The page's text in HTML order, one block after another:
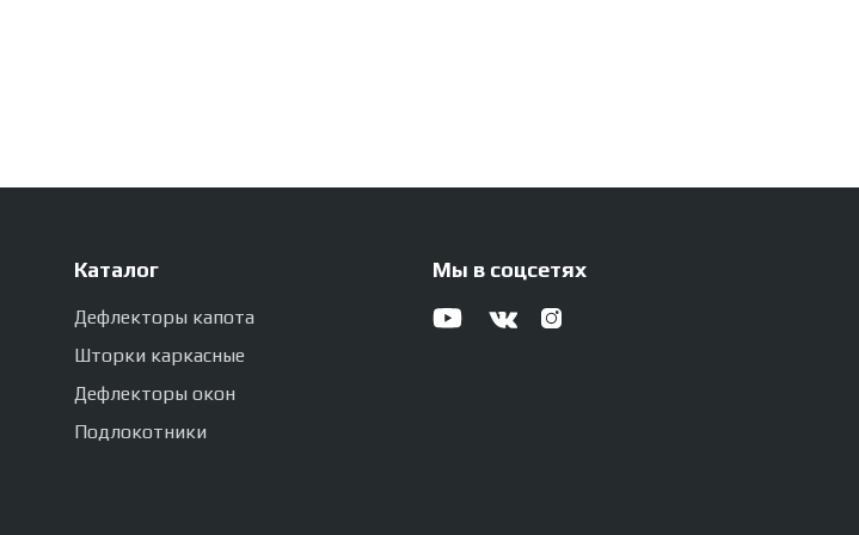
Мы в соцсетях
Каталог
Дефлекторы капота
Шторки каркасные
Дефлекторы окон
Подлокотники